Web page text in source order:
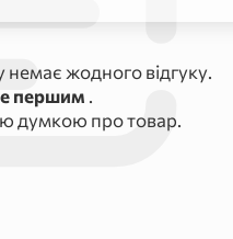
жодного відгуку.
першим .
думкою про товар.